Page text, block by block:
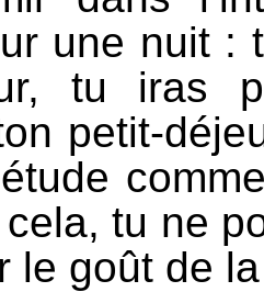
une nuit :
tu iras
petit-
tu ne
le goût de